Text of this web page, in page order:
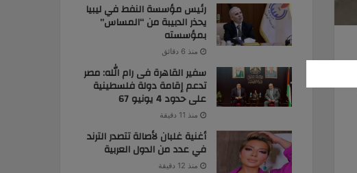
رئيس مؤسسة النفط في ليبيا
يحذر الدبيبة من “المساس”
بمؤسسته
منذ 6 دقائق
سفير القاهرة فى رام الله: مصر
تدعم إقامة دولة فلسطينية
على حدود 4 يونيو 67
منذ 11 دقيقة
أغنية غلبان لأصالة تتصدر الترند
في عدد من الدول العربية
منذ 12 دقيقة